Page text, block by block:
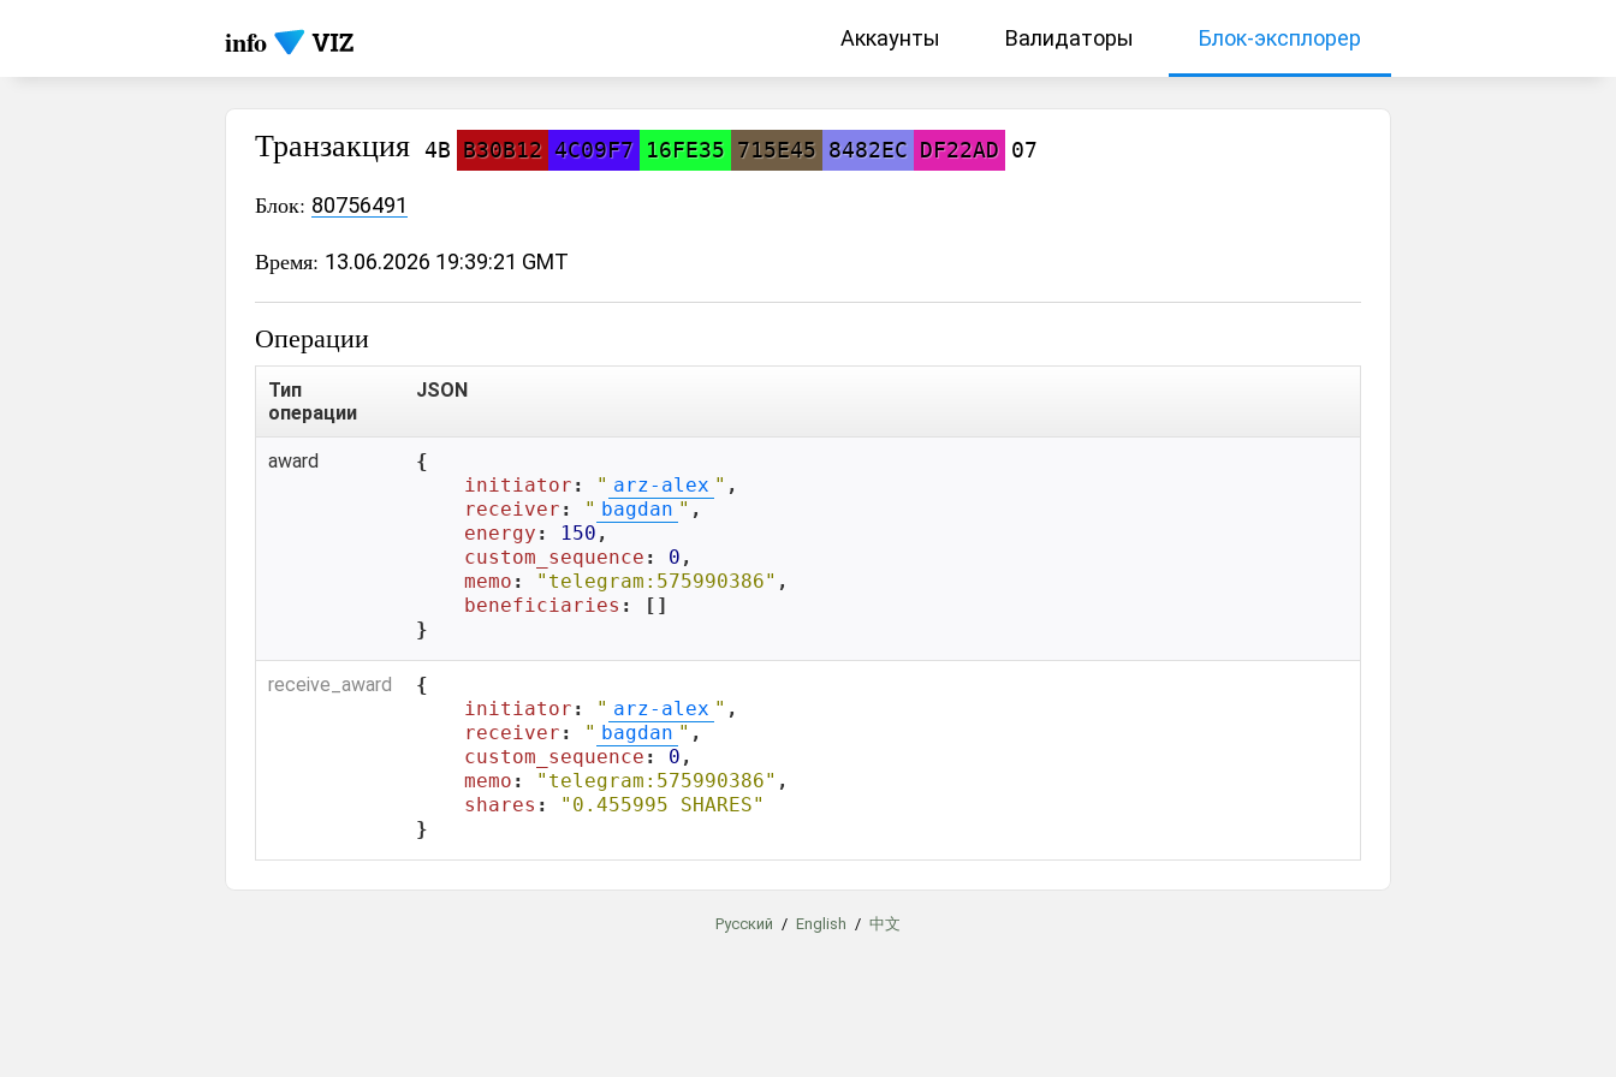
info Аккаунты Валидаторы Блок-эксплорер
Транзакция 4B B30B12 4C09F7 16FE35 715E45 8482EC DF22AD 07
Блок: 80756491
Время: 13.06.2026 19:39:21 GMT
Операции
Тип
операции
JSON
award
{
initiator : " arz-alex " ,
receiver : " bagdan " ,
energy : 150 ,
custom_sequence : 0 ,
memo : "telegram:575990386" ,
beneficiaries : []
}
receive_award
{
initiator : " arz-alex " ,
receiver : " bagdan " ,
custom_sequence : 0 ,
memo : "telegram:575990386" ,
shares :
"0.455995 SHARES"
}
Русский / English / 中文